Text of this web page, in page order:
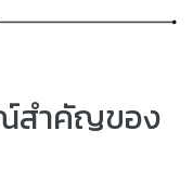
สำคัญของ